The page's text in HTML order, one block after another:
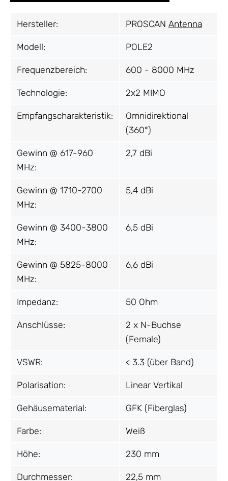
Hersteller: PROSCAN Antenna
Modell: POLE2
Frequenzbereich: 600 - 8000 MHz
Technologie: 2x2 MIMO
Empfangscharakteristik:
Omnidirektional
(360°)
Gewinn @ 617-960
MHz:
2,7 dBi
Gewinn @ 1710-2700
MHz:
5,4 dBi
Gewinn @ 3400-3800
MHz:
6,5 dBi
Gewinn @ 5825-8000
MHz:
6,6 dBi
Impedanz: 50 Ohm
Anschlüsse:
2 x N-Buchse
(Female)
VSWR: < 3.3 (über Band)
Polarisation: Linear Vertikal
Gehäusematerial: GFK (Fiberglas)
Farbe: Weiß
Höhe: 230 mm
Durchmesser: 22,5 mm